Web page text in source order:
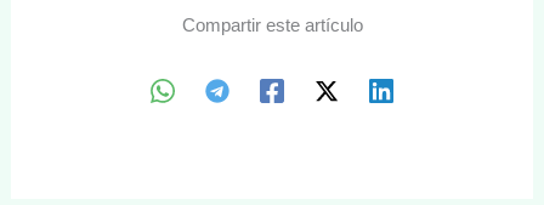
Compartir este artículo